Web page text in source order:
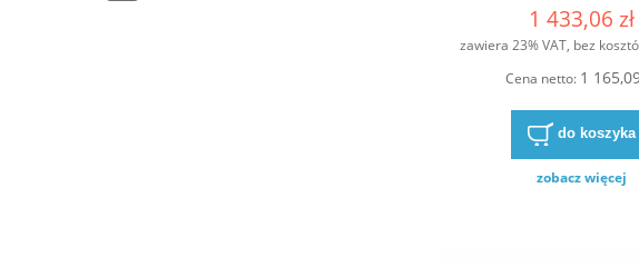
1 433,06 zł
zawiera 23% VAT, bez
Cena netto: 1
do koszyka
zobacz więcej